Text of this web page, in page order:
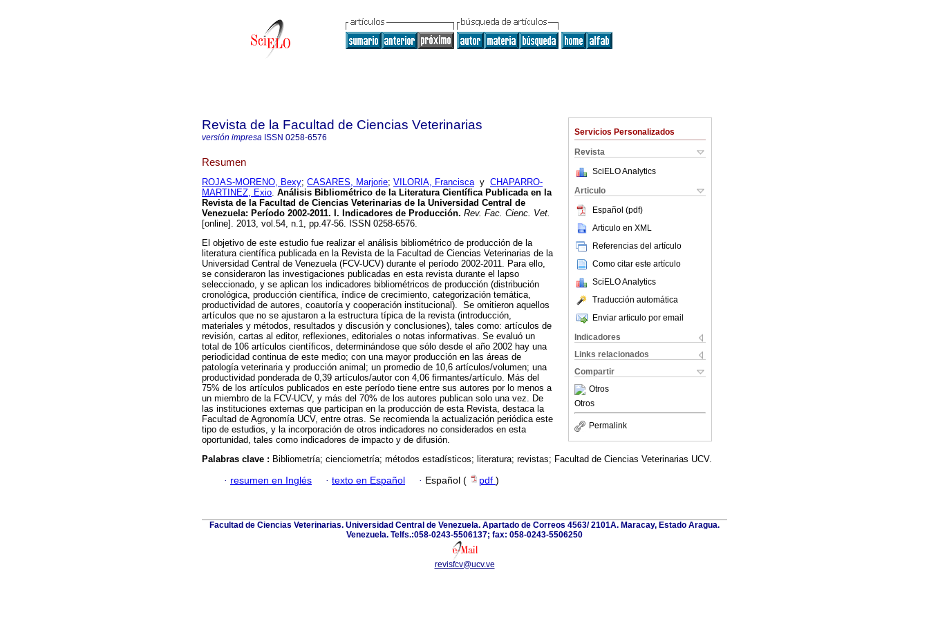
Servicios Personalizados
Revista
SciELO Analytics
Articulo
Español (pdf)
Articulo en XML
Referencias del artículo
Como citar este artículo
SciELO Analytics
Traducción automática
Enviar articulo por email
Indicadores
Links relacionados
Compartir
Otros
Otros
Permalink
Revista de la Facultad de Ciencias Veterinarias
versión impresa ISSN 0258-6576
Resumen
ROJAS-MORENO, Bexy; CASARES, Marjorie; VILORIA, Franciscay CHAPARRO-
MARTINEZ, Exio. Análisis Bibliométrico de la Literatura Científica Publicada en la
Revista de la Facultad de Ciencias Veterinarias de la Universidad Central de
Venezuela: Período 2002-2011. I. Indicadores de Producción. Rev. Fac. Cienc. Vet.
[online]. 2013, vol.54, n.1, pp.47-56. ISSN 0258-6576.
El objetivo de este estudio fue realizar el análisis bibliométrico de producción de la
literatura científica publicada en la Revista de la Facultad de Ciencias Veterinarias de la
Universidad Central de Venezuela (FCV-UCV) durante el período 2002-2011. Para ello,
se consideraron las investigaciones publicadas en esta revista durante el lapso
seleccionado, y se aplican los indicadores bibliométricos de producción (distribución
cronológica, producción científica, índice de crecimiento, categorización temática,
productividad de autores, coautoría y cooperación institucional). Se omitieron aquellos
artículos que no se ajustaron a la estructura típica de la revista (introducción,
materiales y métodos, resultados y discusión y conclusiones), tales como: artículos de
revisión, cartas al editor, reflexiones, editoriales o notas informativas. Se evaluó un
total de 106 artículos científicos, determinándose que sólo desde el año 2002 hay una
periodicidad continua de este medio; con una mayor producción en las áreas de
patología veterinaria y producción animal; un promedio de 10,6 artículos/volumen; una
productividad ponderada de 0,39 artículos/autor con 4,06 firmantes/artículo. Más del
75% de los artículos publicados en este período tiene entre sus autores por lo menos a
un miembro de la FCV-UCV, y más del 70% de los autores publican solo una vez. De
las instituciones externas que participan en la producción de esta Revista, destaca la
Facultad de Agronomía UCV, entre otras. Se recomienda la actualización periódica este
tipo de estudios, y la incorporación de otros indicadores no considerados en esta
oportunidad, tales como indicadores de impacto y de difusión.
Palabras clave : Bibliometría; cienciometría; métodos estadísticos; literatura; revistas; Facultad de Ciencias Veterinarias UCV.
· resumen en Inglés · texto en Español · Español ( pdf )
Facultad de Ciencias Veterinarias. Universidad Central de Venezuela. Apartado de Correos 4563/ 2101A. Maracay, Estado Aragua.
Venezuela. Telfs.:058-0243-5506137; fax: 058-0243-5506250
revisfcv@ucv.ve